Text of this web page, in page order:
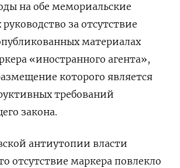
на обе мемориальские
за отсутствие
материалах
«иностранного агента»,
которого является
требований
закона.
антиутопии власти
отсутствие маркера повлекло